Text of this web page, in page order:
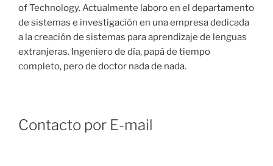
of Technology. Actualmente laboro en el departamento
de sistemas e investigación en una empresa dedicada
a la creación de sistemas para aprendizaje de lenguas
extranjeras. Ingeniero de día, papá de tiempo
completo, pero de doctor nada de nada.
Contacto por E-mail